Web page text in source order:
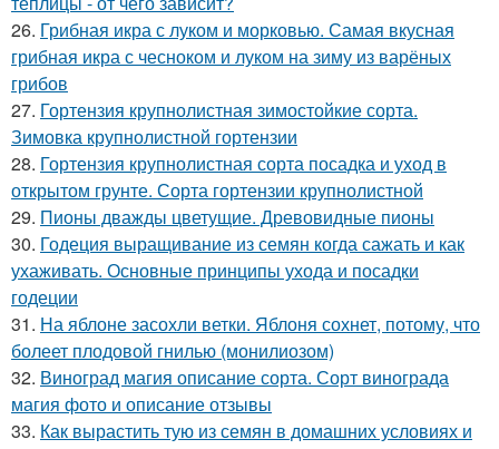
26. Грибная икра с луком и морковью. Самая вкусная
грибная икра с чесноком и луком на зиму из варёных
грибов
27. Гортензия крупнолистная зимостойкие сорта.
Зимовка крупнолистной гортензии
28. Гортензия крупнолистная сорта посадка и уход в
открытом грунте. Сорта гортензии крупнолистной
29. Пионы дважды цветущие. Древовидные пионы
30. Годеция выращивание из семян когда сажать и как
ухаживать. Основные принципы ухода и посадки
годеции
31. На яблоне засохли ветки. Яблоня сохнет, потому, что
болеет плодовой гнилью (монилиозом)
32. Виноград магия описание сорта. Сорт винограда
магия фото и описание отзывы
33. Как вырастить тую из семян в домашних условиях и